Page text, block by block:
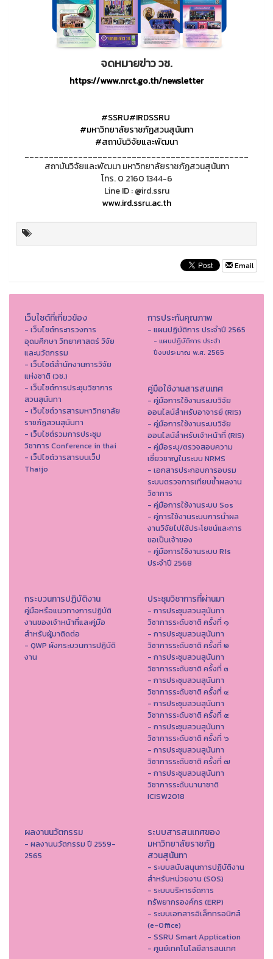
จดหมายข่าว วช.
https://www.nrct.go.th/newsletter
#SSRU#IRDSSRU
#มหาวิทยาลัยราชภัฏสวนสุนันทา
#สถาบันวิจัยและพัฒนา
______________________________________________
สถาบันวิจัยและพัฒนา มหาวิทยาลัยราชภัฏสวนสุนันทา
โทร. 0 2160 1344-6
Line ID : @ird.ssru
www.ird.ssru.ac.th
Email
เว็บไซต์ที่เกี่ยวข้อง
- เว็บไซต์กระทรวงการ
อุดมศึกษา วิทยาศาสตร์ วิจัย
และนวัตกรรม
- เว็บไซต์สำนักงานการวิจัย
แห่งชาติ (วช.)
- เว็บไซต์การประชุมวิชาการ
สวนสุนันทา
- เว็บไซต์วารสารมหาวิทยาลัย
ราชภัฏสวนสุนันทา
- เว็บไซต์รวมการประชุม
วิชาการ Conference in thai
- เว็ปไซต์วารสารบนเว็ป
Thaijo
การประกันคุณภาพ
- แผนปฏิบัติการ ประจำปี 2565
- แผนปฏิบัติการ ประจำ
ปีงบประมาณ พ.ศ. 2565
คู่มือใช้งานสารสนเทศ
- คู่มือการใช้งานระบบวิจัย
ออนไลน์สำหรับอาจารย์ (RIS)
- คู่มือการใช้งานระบบวิจัย
ออนไลน์สำหรับเจ้าหน้าที่ (RIS)
- คู่มือระบุ/ตรวจสอบความ
เชี่ยวชาญในระบบ NRMS
- เอกสารประกอบการอบรม
ระบบตรวจการเทียบซ้ำผลงาน
วิชาการ
- คู่มือการใช้งานระบบ Sos
- คู่การใช้งานระบบการนำผล
งานวิจัยไปใช้ประโยชน์และการ
ขอเป็นเจ้าของ
- คู่มือการใช้งานระบบ Ris
ประจำปี 2568
กระบวนการปฏิบัติงาน
คู่มือหรือแนวทางการปฏิบัติ
งานของเจ้าหน้าที่และคู่มือ
สำหรับผู้มาติดต่อ
- QWP ผังกระบวนการปฏิบัติ
งาน
ประชุมวิชาการที่ผ่านมา
- การประชุมสวนสุนันทา
วิชาการระดับชาติ ครั้งที่ ๑
- การประชุมสวนสุนันทา
วิชาการระดับชาติ ครั้งที่ ๒
- การประชุมสวนสุนันทา
วิชาการระดับชาติ ครั้งที่ ๓
- การประชุมสวนสุนันทา
วิชาการระดับชาติ ครั้งที่ ๔
- การประชุมสวนสุนันทา
วิชาการระดับชาติ ครั้งที่ ๕
- การประชุมสวนสุนันทา
วิชาการระดับชาติ ครั้งที่ ๖
- การประชุมสวนสุนันทา
วิชาการระดับชาติ ครั้งที่ ๗
- การประชุมสวนสุนันทา
วิชาการระดับนานาชาติ
ICISW2018
ผลงานนวัตกรรม
- ผลงานนวัตกรรม ปี 2559-
2565
ระบบสารสนเทศของ
มหาวิทยาลัยราชภัฏ
สวนสุนันทา
- ระบบสนับสนุนการปฏิบัติงาน
สำหรับหน่วยงาน (SOS)
- ระบบบริหารจัดการ
ทรัพยากรองค์กร (ERP)
- ระบบเอกสารอิเล็กทรอนิกส์
(e-Office)
- SSRU Smart Application
- ศูนย์เทคโนโลยีสารสนเทศ